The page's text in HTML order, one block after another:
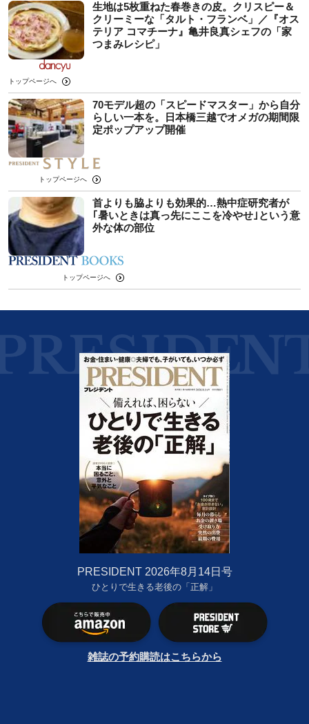
生地は5枚重ねた春巻きの皮。クリスピー＆
クリーミーな「タルト・フランベ」／『オス
テリア コマチーナ』亀井良真シェフの「家
つまみレシピ」
トップページへ
70モデル超の「スピードマスター」から自分
らしい一本を。日本橋三越でオメガの期間限
定ポップアップ開催
トップページへ
首よりも脇よりも効果的…熱中症研究者が
｢暑いときは真っ先にここを冷やせ｣という意
外な体の部位
トップページへ
PRESIDENT 2026年8月14日号
ひとりで生きる老後の「正解」
雑誌の予約購読はこちらから